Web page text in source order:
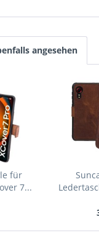
angesehen
für
7...